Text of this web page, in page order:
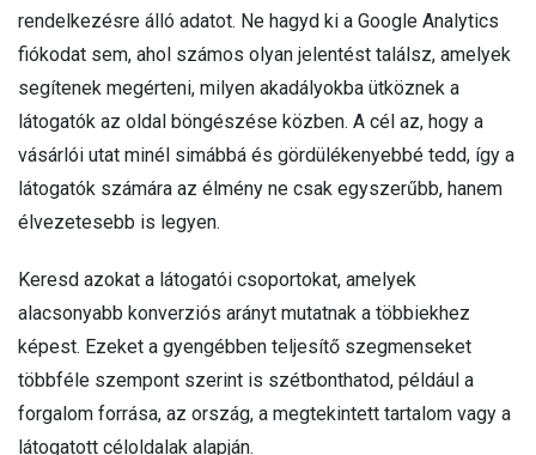
rendelkezésre álló adatot. Ne hagyd ki a Google Analytics
fiókodat sem, ahol számos olyan jelentést találsz, amelyek
segítenek megérteni, milyen akadályokba ütköznek a
látogatók az oldal böngészése közben. A cél az, hogy a
vásárlói utat minél simábbá és gördülékenyebbé tedd, így a
látogatók számára az élmény ne csak egyszerűbb, hanem
élvezetesebb is legyen.
Keresd azokat a látogatói csoportokat, amelyek
alacsonyabb konverziós arányt mutatnak a többiekhez
képest. Ezeket a gyengébben teljesítő szegmenseket
többféle szempont szerint is szétbonthatod, például a
forgalom forrása, az ország, a megtekintett tartalom vagy a
látogatott céloldalak alapján.